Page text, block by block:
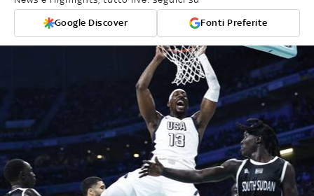
Google Discover Fonti Preferite